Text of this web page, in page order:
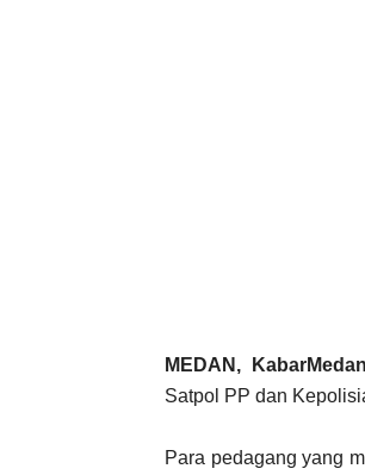
MEDAN,
Satpol PP dan
Para pedagang yang